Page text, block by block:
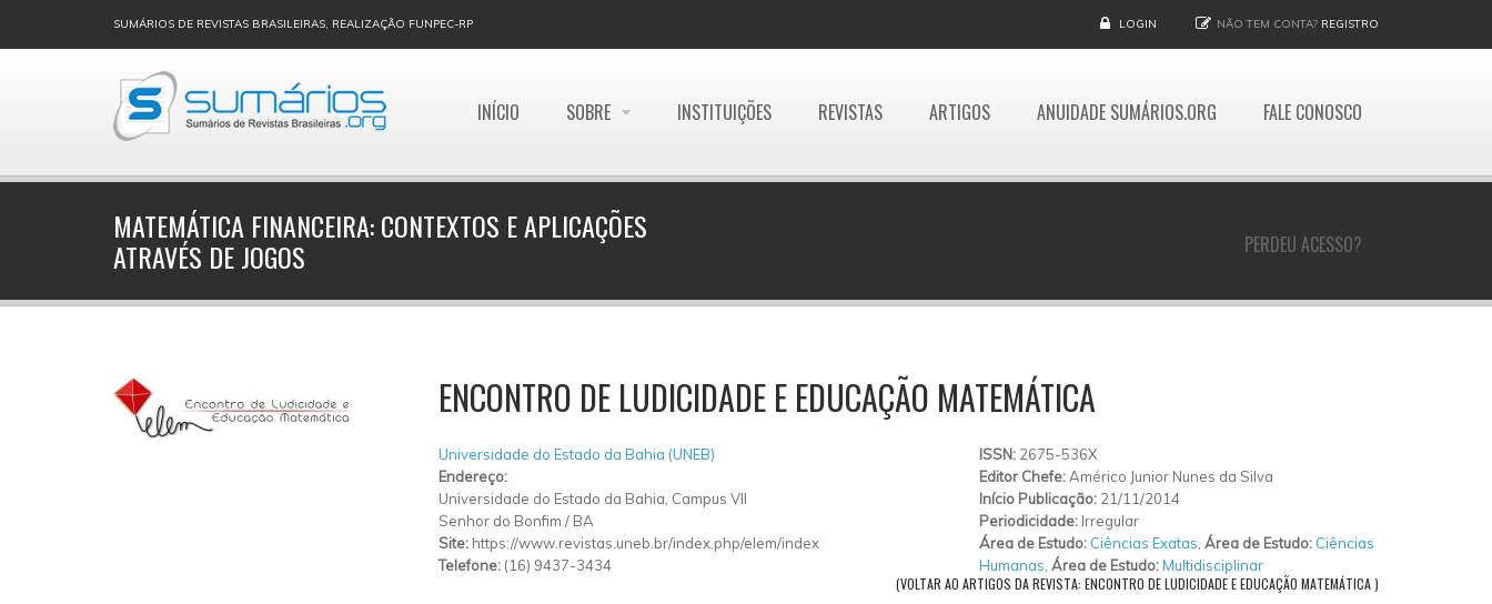
SUMÁRIOS DE REVISTAS BRASILEIRAS, REALIZAÇÃO FUNPEC-RP LOGIN NÃO TEM CONTA? REGISTRO
INÍCIO SOBRE INSTITUIÇÕES REVISTAS ARTIGOS ANUIDADE SUMÁRIOS.ORG FALE CONOSCO
PERDEU ACESSO?
MATEMÁTICA FINANCEIRA: CONTEXTOS E APLICAÇÕES
ATRAVÉS DE JOGOS
ENCONTRO DE LUDICIDADE E EDUCAÇÃO MATEMÁTICA
Universidade do Estado da Bahia (UNEB)
Endereço:
Universidade do Estado da Bahia, Campus VII
Senhor do Bonfim / BA
Site: https://www.revistas.uneb.br/index.php/elem/index
Telefone: (16) 9437-3434
ISSN: 2675-536X
Editor Chefe:Américo Junior Nunes da Silva
Início Publicação: 21/11/2014
Periodicidade: Irregular
Área de Estudo: Ciências Exatas Área de Estudo: Ciências
Humanas Área de Estudo:Multidisciplinar
(VOLTAR AO ARTIGOS DA REVISTA: ENCONTRO DE LUDICIDADE E EDUCAÇÃO MATEMÁTICA )